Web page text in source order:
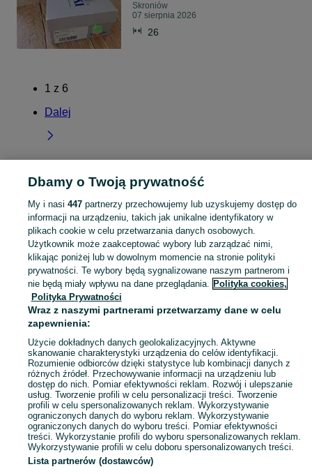
Skroniów
07 sierpnia 2026
26
1 z 6
Dalej
Strona główna Świętokrzyskie Skroniów
KATEGORIA
Skorzystaj z największego serwisu ogłoszeniowego - Skroniów i okolice! Kupuj to, czego pragniesz i sprzedawaj to, czego już nie potrzebujesz! Zobacz
Mapa kategorii
Mapa miejscowości
Mapa ministron
Popularne wyszukiwania
Dbamy o Twoją prywatność
My i nasi 447partnerzy przechowujemy lub uzyskujemy dostęp do
informacji na urządzeniu, takich jak unikalne identyfikatory w
plikach cookie w celu przetwarzania danych osobowych.
Użytkownik może zaakceptować wybory lub zarządzać nimi,
klikając poniżej lub w dowolnym momencie na stronie polityki
prywatności. Te wybory będą sygnalizowane naszym partnerom i
nie będą miały wpływu na dane przeglądania. Polityka cookies,
Polityka Prywatności
Wraz z naszymi partnerami przetwarzamy dane w celu
zapewnienia:
Użycie dokładnych danych geolokalizacyjnych. Aktywne
skanowanie charakterystyki urządzenia do celów identyfikacji.
Rozumienie odbiorców dzięki statystyce lub kombinacji danych z
różnych źródeł. Przechowywanie informacji na urządzeniu lub
dostęp do nich. Pomiar efektywności reklam. Rozwój i ulepszanie
usług. Tworzenie profili w celu personalizacji treści. Tworzenie
profili w celu spersonalizowanych reklam. Wykorzystywanie
ograniczonych danych do wyboru reklam. Wykorzystywanie
ograniczonych danych do wyboru treści. Pomiar efektywności
treści. Wykorzystanie profili do wyboru spersonalizowanych reklam.
Wykorzystywanie profili w celu doboru spersonalizowanych treści.
Lista partnerów (dostawców)